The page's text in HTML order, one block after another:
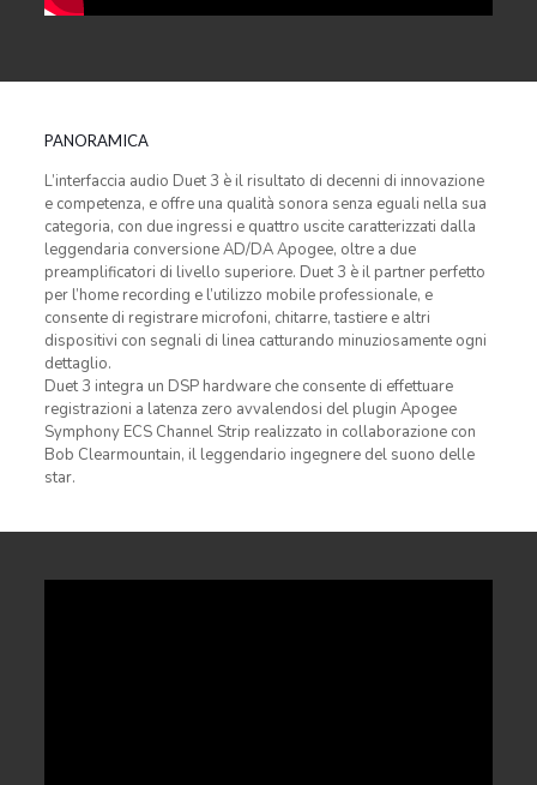
PANORAMICA
L’interfaccia audio Duet 3 è il risultato di decenni di innovazione
e competenza, e offre una qualità sonora senza eguali nella sua
categoria, con due ingressi e quattro uscite caratterizzati dalla
leggendaria conversione AD/DA Apogee, oltre a due
preamplificatori di livello superiore. Duet 3 è il partner perfetto
per l’home recording e l’utilizzo mobile professionale, e
consente di registrare microfoni, chitarre, tastiere e altri
dispositivi con segnali di linea catturando minuziosamente ogni
dettaglio.
Duet 3 integra un DSP hardware che consente di effettuare
registrazioni a latenza zero avvalendosi del plugin Apogee
Symphony ECS Channel Strip realizzato in collaborazione con
Bob Clearmountain, il leggendario ingegnere del suono delle
star.